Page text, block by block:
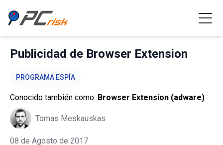
Publicidad de Browser Extension
PROGRAMA ESPÍA
Conocido también como: Browser Extension (adware)
Tomas Meskauskas
08 de Agosto de 2017